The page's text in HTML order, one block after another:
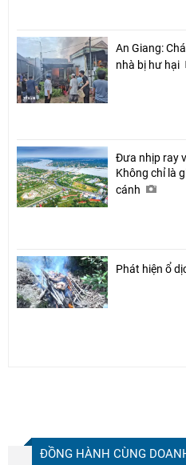
An Giang:
nhà bị hư hại
Đưa nhịp ray
Không chỉ là
cánh
Phát hiện ổ
ĐỒNG HÀNH CÙNG